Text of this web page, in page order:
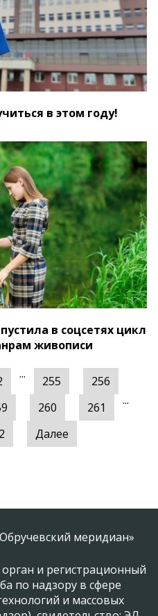
в этом году!
в соцсетях цикл
живописи
... 255
256
260 261 ...
Далее
меридиан»
и регистрационный
по надзору в сфере
и массовых